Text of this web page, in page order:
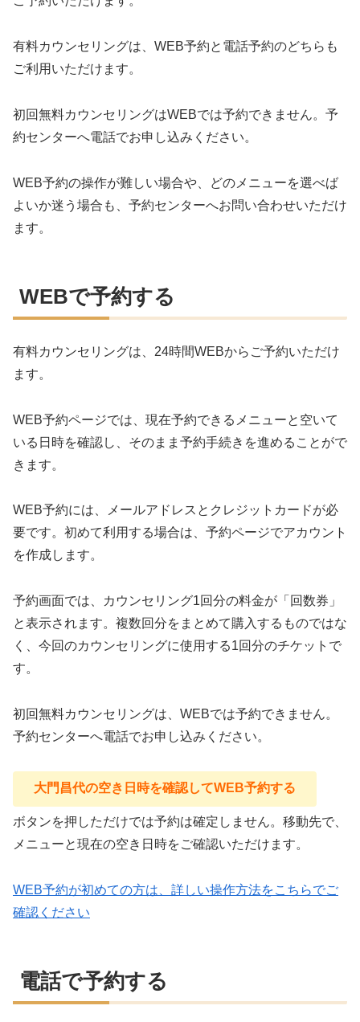
有料カウンセリングは、WEB予約と電話予約のどちらも
ご利用いただけます。
初回無料カウンセリングはWEBでは予約できません。予
約センターへ電話でお申し込みください。
WEB予約の操作が難しい場合や、どのメニューを選べば
よいか迷う場合も、予約センターへお問い合わせいただけ
ます。
WEBで予約する
有料カウンセリングは、24時間WEBからご予約いただけ
ます。
WEB予約ページでは、現在予約できるメニューと空いて
いる日時を確認し、そのまま予約手続きを進めることがで
きます。
WEB予約には、メールアドレスとクレジットカードが必
要です。初めて利用する場合は、予約ページでアカウント
を作成します。
予約画面では、カウンセリング1回分の料金が「回数券」
と表示されます。複数回分をまとめて購入するものではな
く、今回のカウンセリングに使用する1回分のチケットで
す。
初回無料カウンセリングは、WEBでは予約できません。
予約センターへ電話でお申し込みください。
大門昌代の空き日時を確認してWEB予約する
ボタンを押しただけでは予約は確定しません。移動先で、
メニューと現在の空き日時をご確認いただけます。
WEB予約が初めての方は、詳しい操作方法をこちらでご
確認ください
電話で予約する